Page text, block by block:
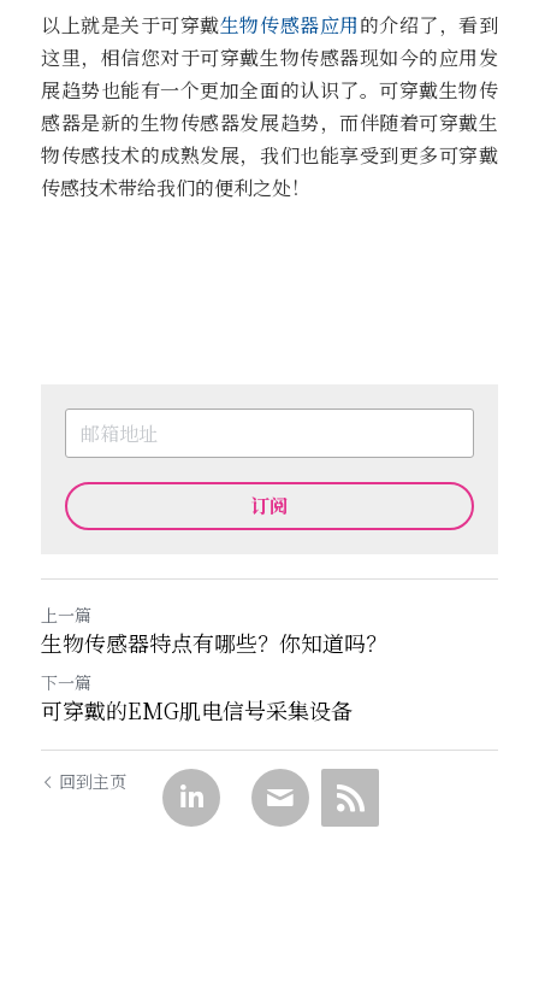
以上就是关于可穿戴生物传感器应用的介绍了，看到
这里，相信您对于可穿戴生物传感器现如今的应用发
展趋势也能有一个更加全面的认识了。可穿戴生物传
感器是新的生物传感器发展趋势，而伴随着可穿戴生
物传感技术的成熟发展，我们也能享受到更多可穿戴
传感技术带给我们的便利之处！
订阅
上一篇
生物传感器特点有哪些？你知道吗？
下一篇
可穿戴的EMG肌电信号采集设备
回到主页